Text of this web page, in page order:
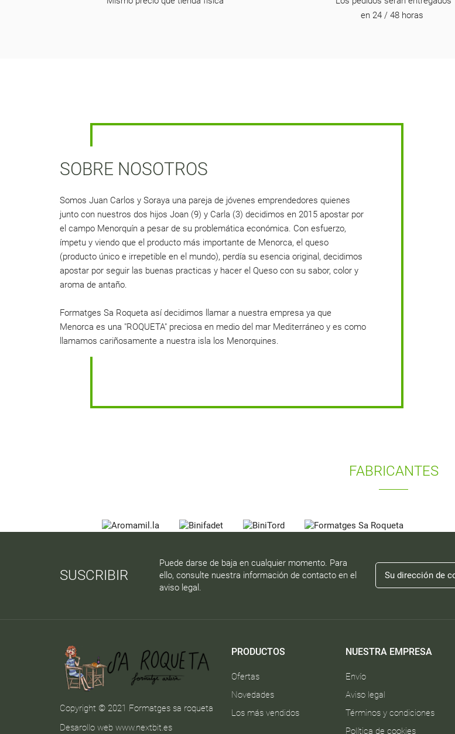
en 24 / 48 horas
SOBRE NOSOTROS
Somos Juan Carlos y Soraya una pareja de jóvenes emprendedores quienes
junto con nuestros dos hijos Joan (9) y Carla (3) decidimos en 2015 apostar por
el campo Menorquín a pesar de su problemática económica. Con esfuerzo,
ímpetu y viendo que el producto más importante de Menorca, el queso
(producto único e irrepetible en el mundo), perdía su esencia original, decidimos
apostar por seguir las buenas practicas y hacer el Queso con su sabor, color y
aroma de antaño.
Formatges Sa Roqueta así decidimos llamar a nuestra empresa ya que
Menorca es una "ROQUETA" preciosa en medio del mar Mediterráneo y es como
llamamos cariñosamente a nuestra isla los Menorquines.
FABRICANTES
SUSCRIBIR
Puede darse de baja en cualquier momento. Para
ello, consulte nuestra información de contacto en el
aviso legal.
Copyright © 2021 Formatges sa roqueta
Desarollo web www.nextbit.es
PRODUCTOS
Ofertas
Novedades
Los más vendidos
NUESTRA EMPRESA
Envío
Aviso legal
Términos y condiciones
Política de cookies